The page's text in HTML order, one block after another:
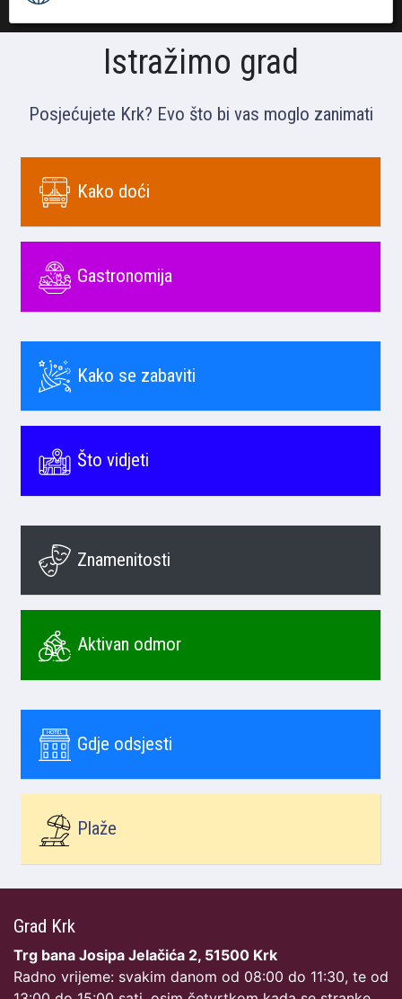
Istražimo grad
Posjećujete Krk? Evo što bi vas moglo zanimati
Kako doći
Gastronomija
Kako se zabaviti
Što vidjeti
Znamenitosti
Aktivan odmor
Gdje odsjesti
Plaže
Grad Krk
Trg bana Josipa Jelačića 2, 51500 Krk
Radno vrijeme: svakim danom od 08:00 do 11:30, te od